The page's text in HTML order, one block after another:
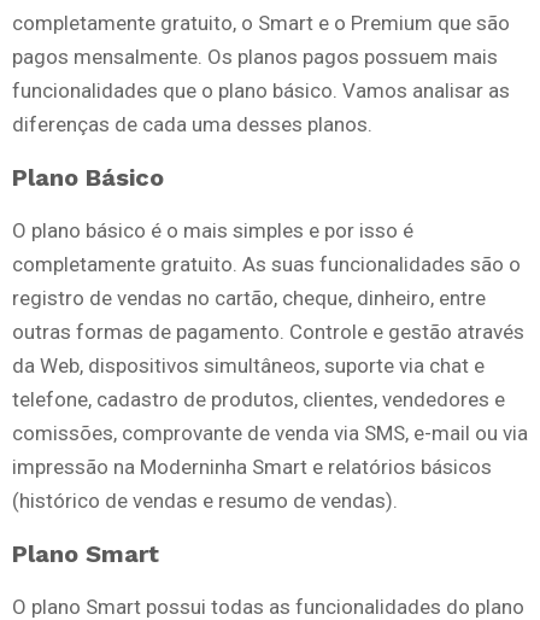
completamente gratuito, o Smart e o Premium que são
pagos mensalmente. Os planos pagos possuem mais
funcionalidades que o plano básico. Vamos analisar as
diferenças de cada uma desses planos.
Plano Básico
O plano básico é o mais simples e por isso é
completamente gratuito. As suas funcionalidades são o
registro de vendas no cartão, cheque, dinheiro, entre
outras formas de pagamento. Controle e gestão através
da Web, dispositivos simultâneos, suporte via chat e
telefone, cadastro de produtos, clientes, vendedores e
comissões, comprovante de venda via SMS, e-mail ou via
impressão na Moderninha Smart e relatórios básicos
(histórico de vendas e resumo de vendas).
Plano Smart
O plano Smart possui todas as funcionalidades do plano